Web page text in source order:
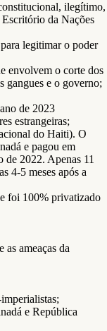
ilegítimo,
da Nações
legitimar o poder
envolvem o corte dos
gangues e o governo;
de 2023
estrangeiras;
do Haiti). O
e pagou em
de 2022. Apenas 11
4-5 meses após a
foi 100% privatizado
as ameaças da
e República